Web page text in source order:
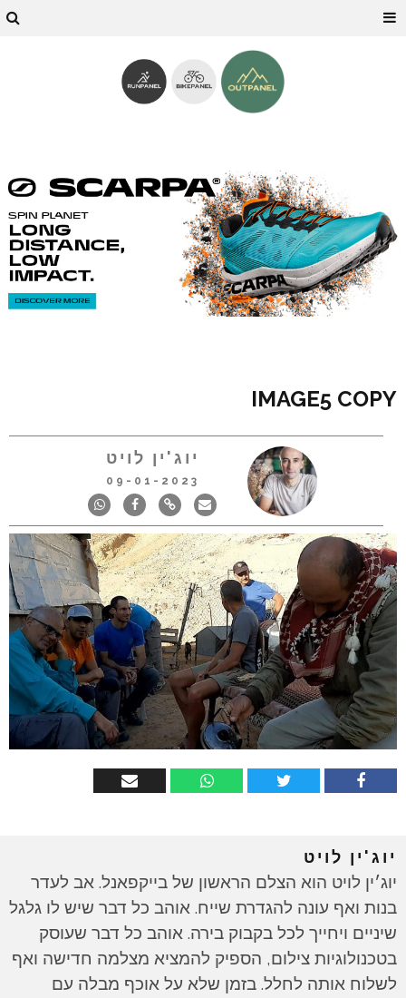
IMAGE5 COPY
יוג'ין לויט
09-01-2023
יוג'ין לויט
יוג׳ין לויט הוא הצלם הראשון של בייקפאנל. אב לעדר
בנות ואף עונה להגדרת שייח. אוהב כל דבר שיש לו גלגל
שיניים ויחייך לכל בקבוק בירה. אוהב כל דבר שעוסק
בטכנולוגיות צילום, הספיק להמציא מצלמה חדישה ואף
לשלוח אותה לחלל. בזמן שלא על אוכף מבלה עם